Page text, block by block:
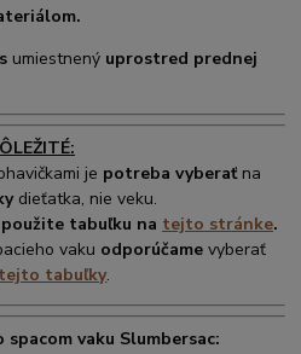
umiestnený uprostred prednej
je potreba vyberať na
dieťatka, nie veku.
tabuľku na tejto stránke.
vaku odporúčamevyberať
tejto tabuľky.
vaku Slumbersac: